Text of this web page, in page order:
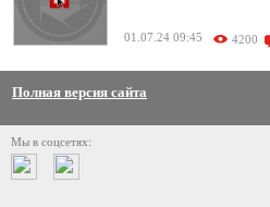
01.07.24 09:45 4200
Полная версия сайта
Мы в соцсетях: